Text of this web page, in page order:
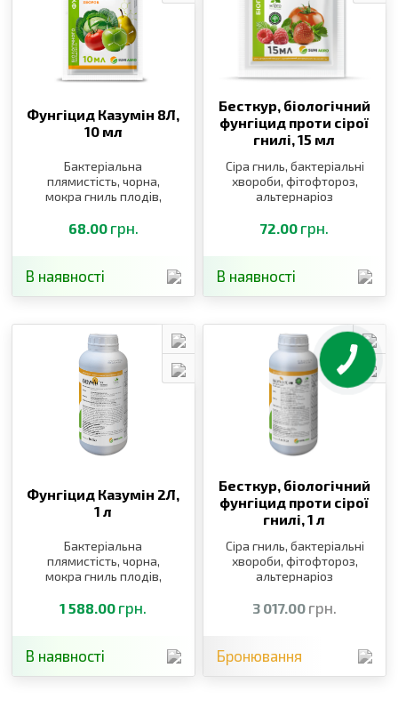
Фунгіцид Казумін 8Л,
10 мл
Бактеріальна
плямистість, чорна,
мокра гниль плодів,
бактеріальні
захворювання, парша
68.00 грн.
В наявності
Бесткур, біологічний
фунгіцид проти сірої
гнилі,15 мл
Сіра гниль, бактеріальні
хвороби, фітофтороз,
альтернаріоз
72.00 грн.
В наявності
Фунгіцид Казумін 2Л,
1 л
Бактеріальна
плямистість, чорна,
мокра гниль плодів,
бактеріальні
захворювання
1 588.00 грн.
В наявності
Бесткур, біологічний
фунгіцид проти сірої
гнилі,1 л
Сіра гниль, бактеріальні
хвороби, фітофтороз,
альтернаріоз
3 017.00 грн.
Бронювання